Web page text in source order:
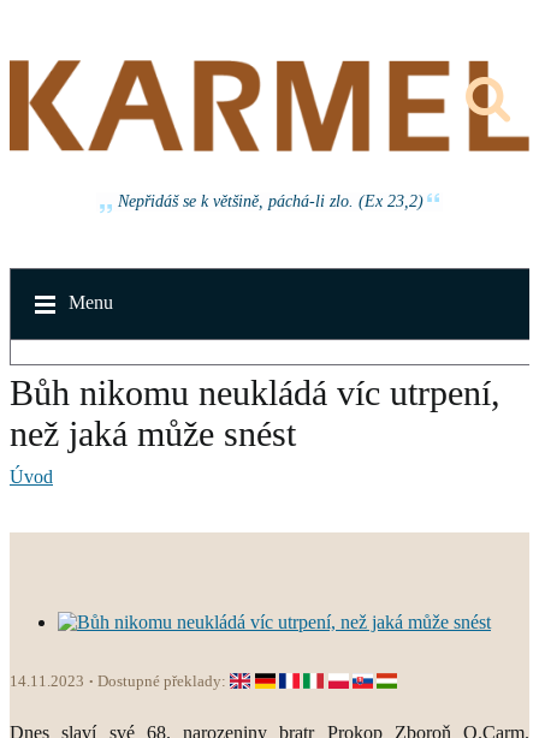
Nepřidáš se k většině, páchá-li zlo. (Ex 23,2)
Menu
Bůh nikomu neukládá víc utrpení,
než jaká může snést
Úvod
14.11.2023 Dostupné překlady:
Dnes slaví své 68. narozeniny bratr Prokop Zboroň O.Carm.